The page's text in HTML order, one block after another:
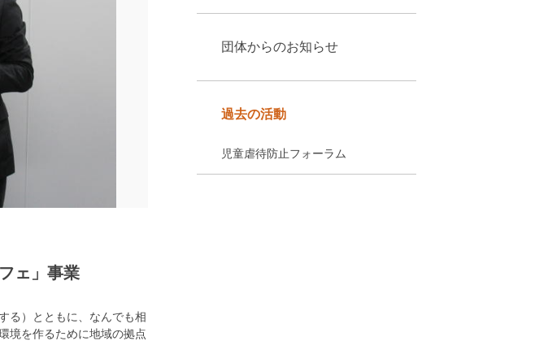
ェ」事業
る）とともに、なんでも相
境を作るために地域の拠点
団体からのお知らせ
過去の活動
児童虐待防止フォーラム